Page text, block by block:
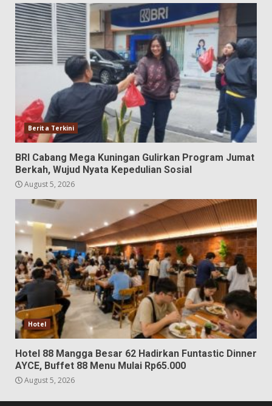
Berita Terkini
BRI Cabang Mega Kuningan Gulirkan Program Jumat
Berkah, Wujud Nyata Kepedulian Sosial
August 5, 2026
Hotel
Hotel 88 Mangga Besar 62 Hadirkan Funtastic Dinner
AYCE, Buffet 88 Menu Mulai Rp65.000
August 5, 2026